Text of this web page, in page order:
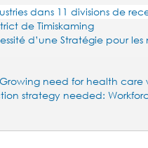
dans 11 divisions de
de Timiskaming
d’une Stratégie pour
need for health care
strategy needed: